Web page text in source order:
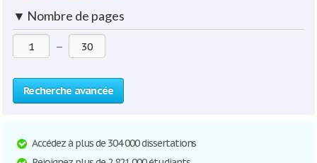
▼ Nombre de pages
—
Recherche avancée
Accédez à plus de 304 000 dissertations